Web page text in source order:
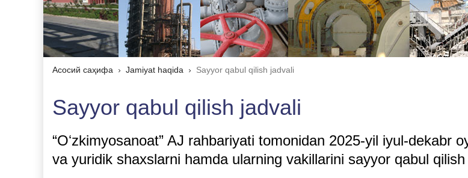
Асосий саҳифа Jamiyat haqida Sayyor qabul qilish jadvali
Sayyor qabul qilish jadvali
“Oʻzkimyosanoat” AJ rahbariyati tomonidan 2025-yil iyul-dekabr
va yuridik shaxslarni hamda ularning vakillarini sayyor qabul qilish